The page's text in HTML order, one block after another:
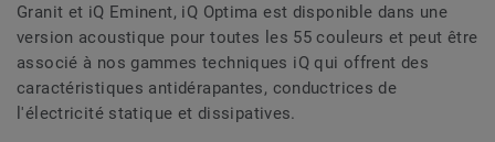
Granit et iQ Eminent, iQ Optima est disponible dans une
version acoustique pour toutes les 55 couleurs et peut être
associé à nos gammes techniques iQ qui offrent des
caractéristiques antidérapantes, conductrices de
l'électricité statique et dissipatives.